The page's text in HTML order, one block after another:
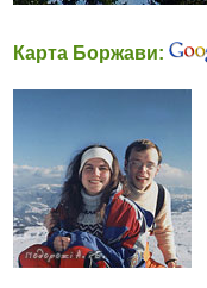
Карта Боржави: